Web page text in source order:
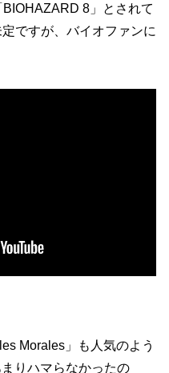
BIOHAZARD 8」とされて
ですが、バイオファンに
Morales」も人気のよう
りハマらなかったの